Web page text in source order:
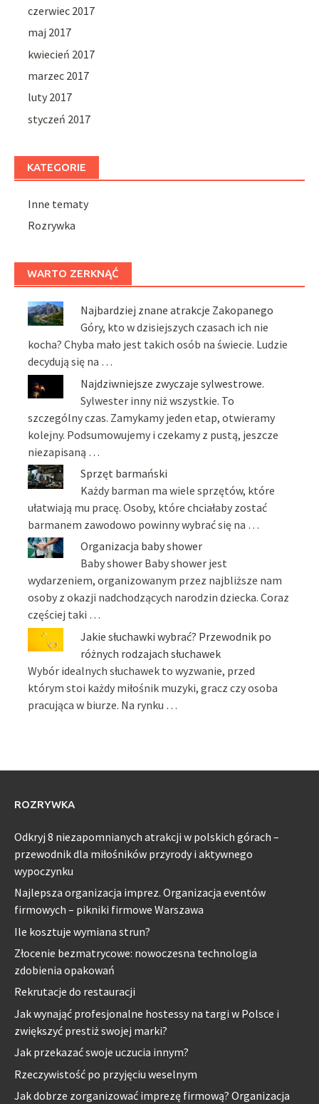
czerwiec 2017
maj 2017
kwiecień 2017
marzec 2017
luty 2017
styczeń 2017
KATEGORIE
Inne tematy
Rozrywka
WARTO ZERKNĄĆ
Najbardziej znane atrakcje Zakopanego
Góry, kto w dzisiejszych czasach ich nie
kocha? Chyba mało jest takich osób na świecie. Ludzie
decydują się na …
Najdziwniejsze zwyczaje sylwestrowe.
Sylwester inny niż wszystkie. To
szczególny czas. Zamykamy jeden etap, otwieramy
kolejny. Podsumowujemy i czekamy z pustą, jeszcze
niezapisaną …
Sprzęt barmański
Każdy barman ma wiele sprzętów, które
ułatwiają mu pracę. Osoby, które chciałaby zostać
barmanem zawodowo powinny wybrać się na …
Organizacja baby shower
Baby shower Baby shower jest
wydarzeniem, organizowanym przez najbliższe nam
osoby z okazji nadchodzących narodzin dziecka. Coraz
częściej taki …
Jakie słuchawki wybrać? Przewodnik po
różnych rodzajach słuchawek
Wybór idealnych słuchawek to wyzwanie, przed
którym stoi każdy miłośnik muzyki, gracz czy osoba
pracująca w biurze. Na rynku …
ROZRYWKA
Odkryj 8 niezapomnianych atrakcji w polskich górach –
przewodnik dla miłośników przyrody i aktywnego
wypoczynku
Najlepsza organizacja imprez. Organizacja eventów
firmowych – pikniki firmowe Warszawa
Ile kosztuje wymiana strun?
Złocenie bezmatrycowe: nowoczesna technologia
zdobienia opakowań
Rekrutacje do restauracji
Jak wynająć profesjonalne hostessy na targi w Polsce i
zwiększyć prestiż swojej marki?
Jak przekazać swoje uczucia innym?
Rzeczywistość po przyjęciu weselnym
Jak dobrze zorganizować imprezę firmową? Organizacja